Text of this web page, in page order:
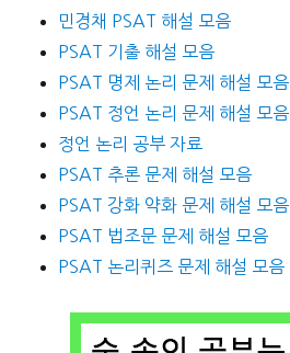
민경채 PSAT 해설 모음
PSAT 기출 해설 모음
PSAT 명제 논리 문제 해설 모음
PSAT 정언 논리 문제 해설 모음
정언 논리 공부 자료
PSAT 추론 문제 해설 모음
PSAT 강화 약화 문제 해설 모음
PSAT 법조문 문제 해설 모음
PSAT 논리퀴즈 문제 해설 모음